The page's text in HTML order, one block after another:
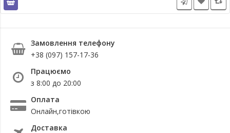
Замовлення телефону
+38 (097) 157-17-36
Працюємо
з 8:00 до 20:00
Оплата
Онлайн,готівкою
Доставка